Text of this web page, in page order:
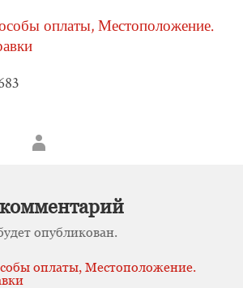
оплаты, Местоположение.
опубликован.
оплаты, Местоположение.